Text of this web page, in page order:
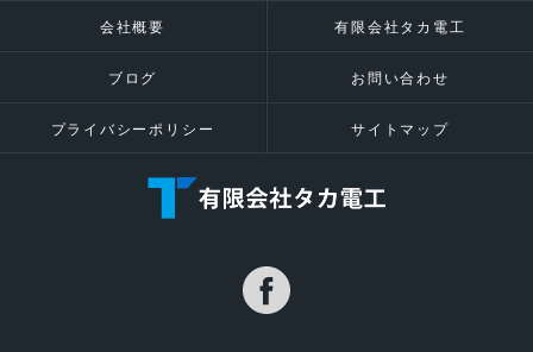
会社概要 有限会社タカ電工
ブログ お問い合わせ
プライバシーポリシー サイトマップ